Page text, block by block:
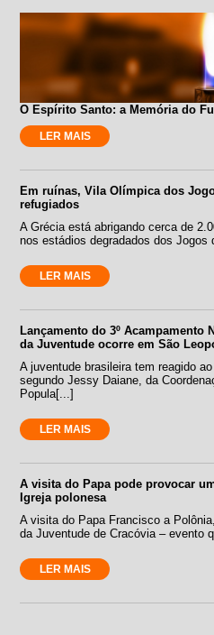
O Espírito Santo: a Memória do
LER MAIS
Em ruínas, Vila Olímpica dos
refugiados
A Grécia está abrigando cerca de
nos estádios degradados dos Jogos
LER MAIS
Lançamento do 3º Acampamento
da Juventude ocorre em São
A juventude brasileira tem reagido
segundo Jessy Daiane, da
Popula[...]
LER MAIS
A visita do Papa pode provocar
Igreja polonesa
A visita do Papa Francisco a
da Juventude de Cracóvia – evento
LER MAIS